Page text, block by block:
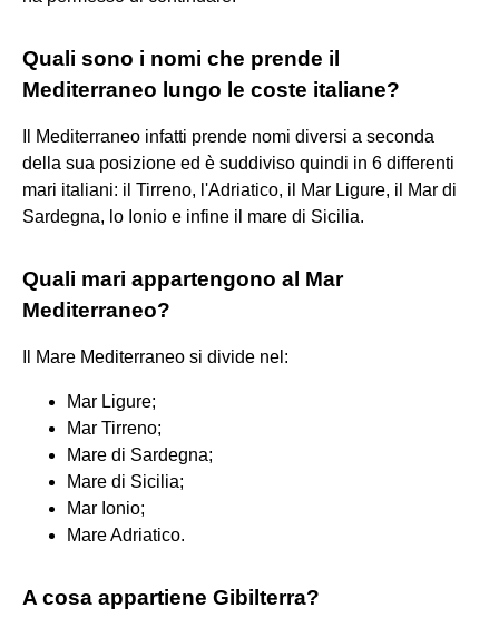
Quali sono i nomi che prende il
Mediterraneo lungo le coste italiane?
Il Mediterraneo infatti prende nomi diversi a seconda
della sua posizione ed è suddiviso quindi in 6 differenti
mari italiani: il Tirreno, l'Adriatico, il Mar Ligure, il Mar di
Sardegna, lo Ionio e infine il mare di Sicilia.
Quali mari appartengono al Mar
Mediterraneo?
Il Mare Mediterraneo si divide nel:
Mar Ligure;
Mar Tirreno;
Mare di Sardegna;
Mare di Sicilia;
Mar Ionio;
Mare Adriatico.
A cosa appartiene Gibilterra?